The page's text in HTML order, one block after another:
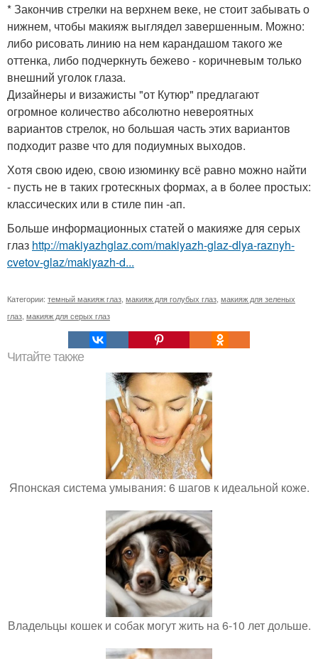
* Закончив стрелки на верхнем веке, не стоит забывать о
нижнем, чтобы макияж выглядел завершенным. Можно:
либо рисовать линию на нем карандашом такого же
оттенка, либо подчеркнуть бежево - коричневым только
внешний уголок глаза.
Дизайнеры и визажисты "от Кутюр" предлагают
огромное количество абсолютно невероятных
вариантов стрелок, но большая часть этих вариантов
подходит разве что для подиумных выходов.
Хотя свою идею, свою изюминку всё равно можно найти
- пусть не в таких гротескных формах, а в более простых:
классических или в стиле пин -ап.
Больше информационных статей о макияже для серых
глаз http://makiyazhglaz.com/makiyazh-glaz-dlya-raznyh-
cvetov-glaz/makiyazh-d...
Категории: темный макияж глаз макияж для голубых глаз макияж для зеленых
глаз макияж для серых глаз
Читайте также
Японская система умывания: 6 шагов к идеальной коже.
Владельцы кошек и собак могут жить на 6-10 лет дольше.